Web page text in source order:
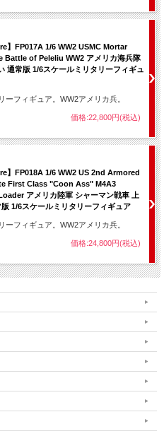
】FP017A 1/6 WW2 USMC Mortar
Battle of Peleliu WW2 アメリカ海兵隊
通常版 1/6スケールミリタリーフィギュ
ーフィギュア。WW2アメリカ兵。
価格:22,800円(税込)
】FP018A 1/6 WW2 US 2nd Armored
First Class "Coon Ass" M4A3
アメリカ陸軍 シャーマン戦車 上
1/6スケールミリタリーフィギュア
ーフィギュア。WW2アメリカ兵。
価格:24,800円(税込)